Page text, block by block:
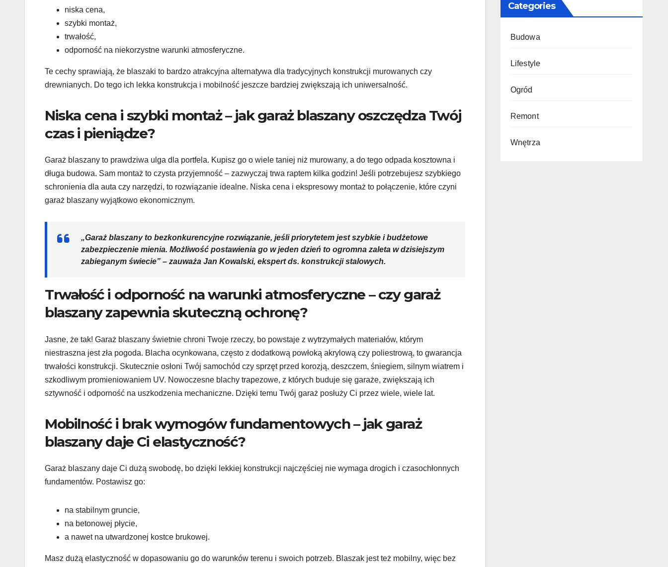
niska cena,
szybki montaż,
trwałość,
odporność na niekorzystne warunki atmosferyczne.
Te cechy sprawiają, że blaszaki to bardzo atrakcyjna alternatywa dla tradycyjnych konstrukcji murowanych czy
drewnianych. Do tego ich lekka konstrukcja i mobilność jeszcze bardziej zwiększają ich uniwersalność.
Niska cena i szybki montaż – jak garaż blaszany oszczędza Twój
czas i pieniądze?
Garaż blaszany to prawdziwa ulga dla portfela. Kupisz go o wiele taniej niż murowany, a do tego odpada kosztowna i
długa budowa. Sam montaż to czysta przyjemność – zazwyczaj trwa raptem kilka godzin! Jeśli potrzebujesz szybkiego
schronienia dla auta czy narzędzi, to rozwiązanie idealne. Niska cena i ekspresowy montaż to połączenie, które czyni
garaż blaszany wyjątkowo ekonomicznym.
„Garaż blaszany to bezkonkurencyjne rozwiązanie, jeśli priorytetem jest szybkie i budżetowe
zabezpieczenie mienia. Możliwość postawienia go w jeden dzień to ogromna zaleta w dzisiejszym
zabieganym świecie” – zauważa Jan Kowalski, ekspert ds. konstrukcji stalowych.
Trwałość i odporność na warunki atmosferyczne – czy garaż
blaszany zapewnia skuteczną ochronę?
Jasne, że tak! Garaż blaszany świetnie chroni Twoje rzeczy, bo powstaje z wytrzymałych materiałów, którym
niestraszna jest zła pogoda. Blacha ocynkowana, często z dodatkową powłoką akrylową czy poliestrową, to gwarancja
trwałości konstrukcji. Skutecznie osłoni Twój samochód czy sprzęt przed korozją, deszczem, śniegiem, silnym wiatrem i
szkodliwym promieniowaniem UV. Nowoczesne blachy trapezowe, z których buduje się garaże, zwiększają ich
sztywność i odporność na uszkodzenia mechaniczne. Dzięki temu Twój garaż posłuży Ci przez wiele, wiele lat.
Mobilność i brak wymogów fundamentowych – jak garaż
blaszany daje Ci elastyczność?
Garaż blaszany daje Ci dużą swobodę, bo dzięki lekkiej konstrukcji najczęściej nie wymaga drogich i czasochłonnych
fundamentów. Postawisz go:
na stabilnym gruncie,
na betonowej płycie,
a nawet na utwardzonej kostce brukowej.
Masz dużą elastyczność w dopasowaniu go do warunków terenu i swoich potrzeb. Blaszak jest też mobilny, więc bez
Categories
Budowa
Lifestyle
Ogród
Remont
Wnętrza